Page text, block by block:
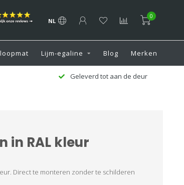
NL
0
Lijm-egaline Blog Merken
Geleverd tot aan de deur
in RAL kleur
Direct te monteren zonder te schilderen